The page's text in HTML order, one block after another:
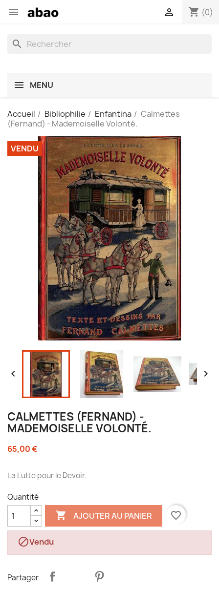
 shopping_cart (0)

search
MENU
Accueil Bibliophilie Enfantina
Calmettes
(Fernand) - Mademoiselle Volonté.
VENDU
 
CALMETTES (FERNAND) -
MADEMOISELLE VOLONTÉ.
65,00 €
La Lutte pour le Devoir.
Quantité
 AJOUTER AU PANIER favorite_border
Vendu
Partager